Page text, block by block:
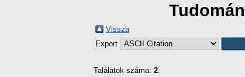
Vissza
Export
Találatok száma: 2.